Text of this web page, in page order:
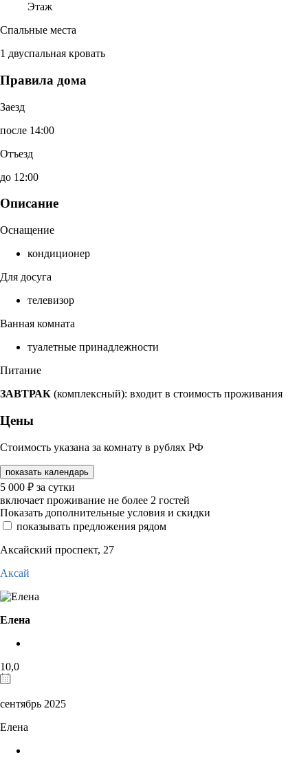
Этаж
Спальные места
1 двуспальная кровать
Правила дома
Заезд
после 14:00
Отъезд
до 12:00
Описание
Оснащение
кондиционер
Для досуга
телевизор
Ванная комната
туалетные принадлежности
Питание
ЗАВТРАК (комплексный): входит в стоимость проживания
Цены
Стоимость указана за комнату в рублях РФ
показать календарь
5 000 ₽ за сутки
включает проживание не более 2 гостей
Показать дополнительные условия и скидки
показывать предложения рядом
Аксайский проспект, 27
Аксай
Елена
10,0
сентябрь 2025
Елена